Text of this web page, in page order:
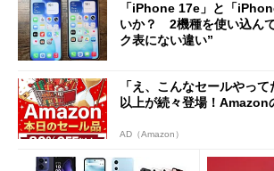
「iPhone 17e」と「
いか？ 2機種を使い込ん
ク表にない違い”
「え、こんなセールやっ
以上が続々登場！Amazon
AD（Amazon）